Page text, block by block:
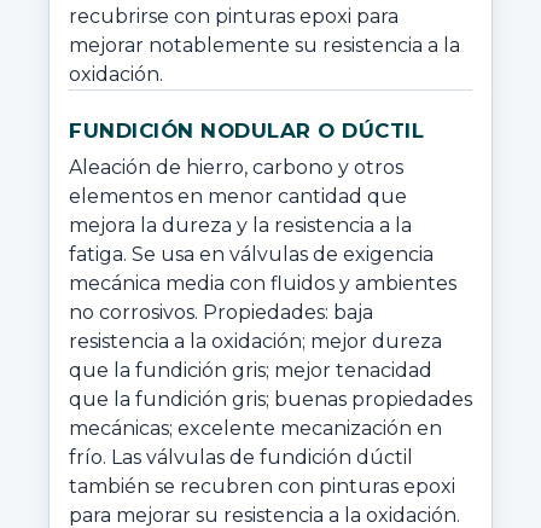
recubrirse con pinturas epoxi para
mejorar notablemente su resistencia a la
oxidación.
FUNDICIÓN NODULAR O DÚCTIL
Aleación de hierro, carbono y otros
elementos en menor cantidad que
mejora la dureza y la resistencia a la
fatiga. Se usa en válvulas de exigencia
mecánica media con fluidos y ambientes
no corrosivos. Propiedades: baja
resistencia a la oxidación; mejor dureza
que la fundición gris; mejor tenacidad
que la fundición gris; buenas propiedades
mecánicas; excelente mecanización en
frío. Las válvulas de fundición dúctil
también se recubren con pinturas epoxi
para mejorar su resistencia a la oxidación.